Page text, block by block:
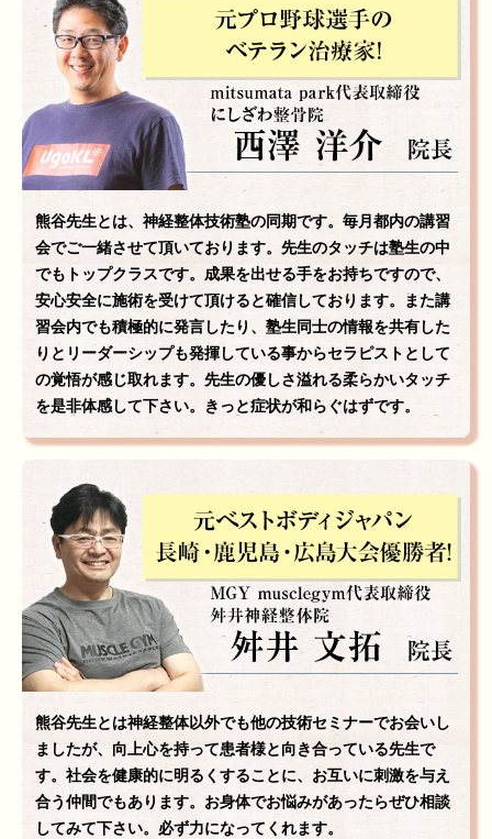
熊谷先生とは、神経整体技術塾の同期です。毎月都内の講習
会でご一緒させて頂いております。先生のタッチは塾生の中
でもトップクラスです。成果を出せる手をお持ちですので、
安心安全に施術を受けて頂けると確信しております。また講
習会内でも積極的に発言したり、塾生同士の情報を共有した
りとリーダーシップも発揮している事からセラピストとして
の覚悟が感じ取れます。先生の優しさ溢れる柔らかいタッチ
を是非体感して下さい。きっと症状が和らぐはずです。
熊谷先生とは神経整体以外でも他の技術セミナーでお会いし
ましたが、向上心を持って患者様と向き合っている先生で
す。社会を健康的に明るくすることに、お互いに刺激を与え
合う仲間でもあります。お身体でお悩みがあったらぜひ相談
してみて下さい。必ず力になってくれます。